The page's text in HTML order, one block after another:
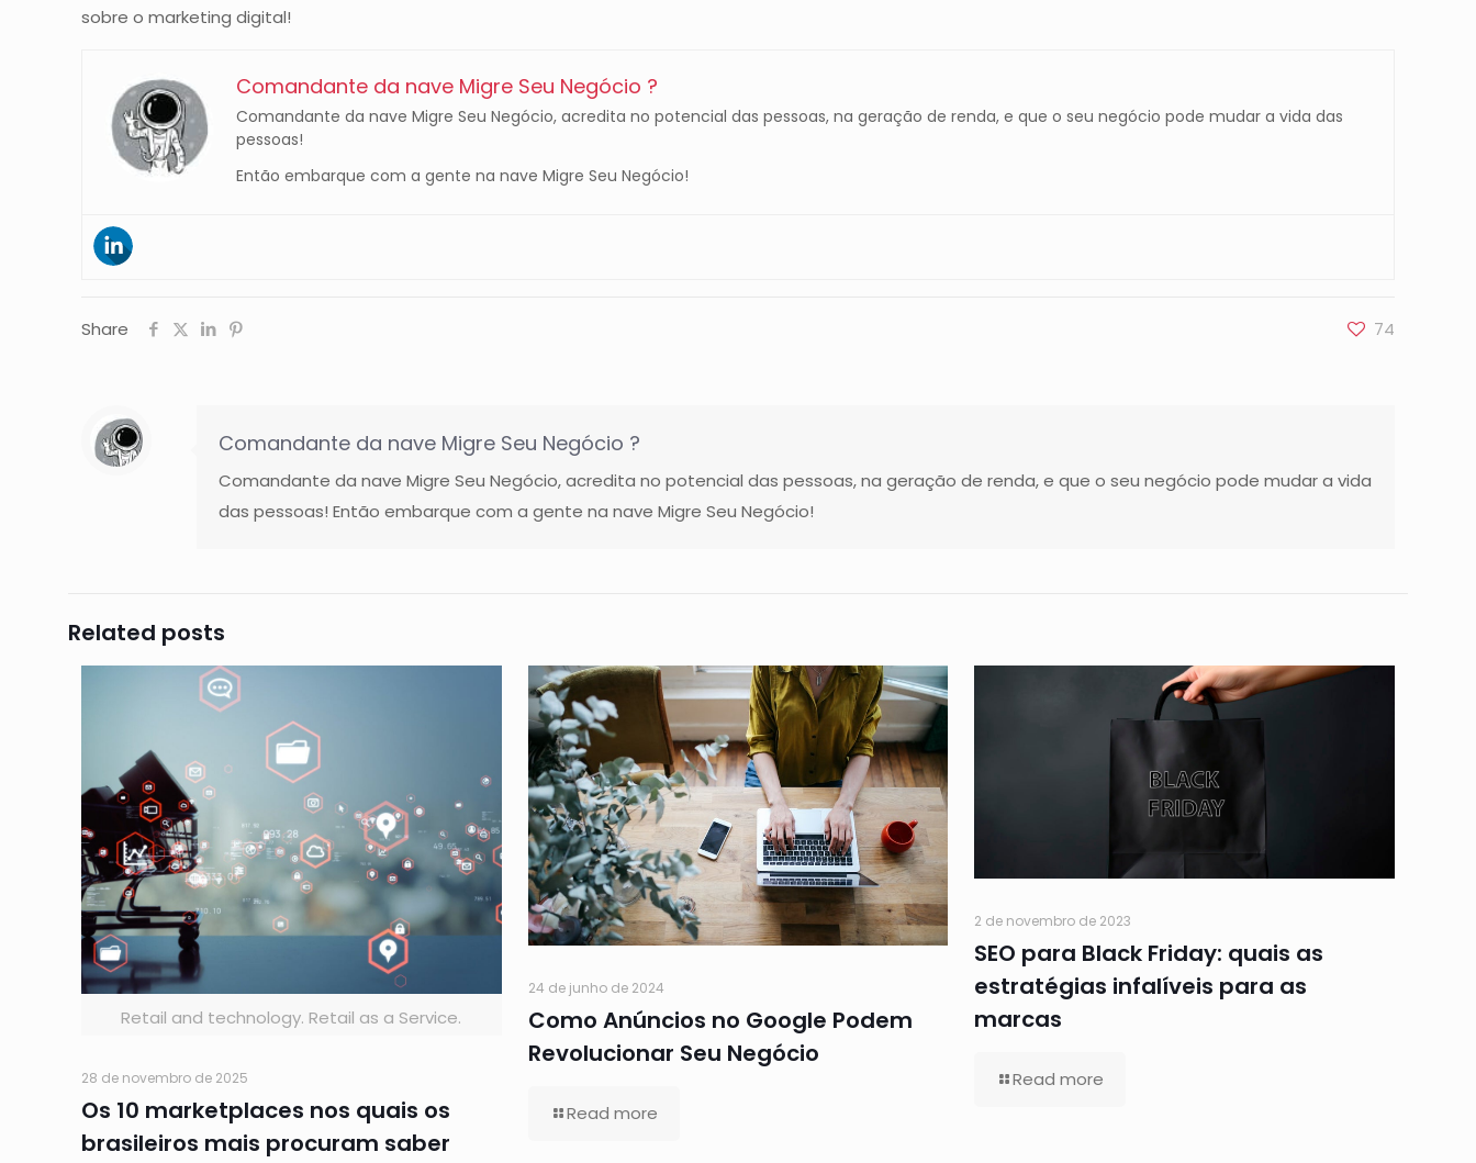
sobre o marketing digital!
Comandante da nave Migre Seu Negócio ?
Comandante da nave Migre Seu Negócio, acredita no potencial das pessoas, na geração de renda, e que o seu negócio pode mudar a vida das
pessoas!
Então embarque com a gente na nave Migre Seu Negócio!
Share 74
Comandante da nave Migre Seu Negócio ?
Comandante da nave Migre Seu Negócio, acredita no potencial das pessoas, na geração de renda, e que o seu negócio pode mudar a vida
das pessoas! Então embarque com a gente na nave Migre Seu Negócio!
Related posts
Retail and technology. Retail as a Service.
28 de novembro de 2025
Os 10 marketplaces nos quais os
brasileiros mais procuram saber
24 de junho de 2024
Como Anúncios no Google Podem
Revolucionar Seu Negócio
Read more
2 de novembro de 2023
SEO para Black Friday: quais as
estratégias infalíveis para as
marcas
Read more